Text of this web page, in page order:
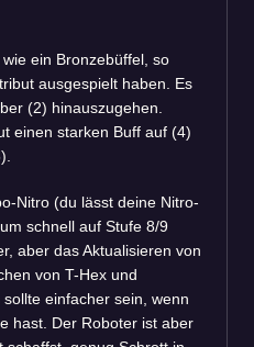
wie ein Bronzebüffel, so
ausgespielt haben. Es
(2) hinauszugehen.
einen starken Buff auf (4)
Nitro (du lässt deine Nitro-
schnell auf Stufe 8/9
aber das Aktualisieren von
von T-Hex und
einfacher sein, wenn
hast. Der Roboter ist aber